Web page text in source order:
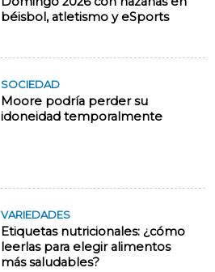
béisbol, atletismo y eSports
SOCIEDAD
Moore podría perder su
idoneidad temporalmente
VARIEDADES
Etiquetas nutricionales: ¿cómo
leerlas para elegir alimentos
más saludables?